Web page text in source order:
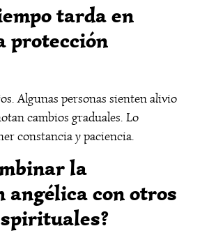
tarda en
protección
Algunas personas sienten alivio
cambios graduales. Lo
constancia y paciencia.
la
angélica con otros